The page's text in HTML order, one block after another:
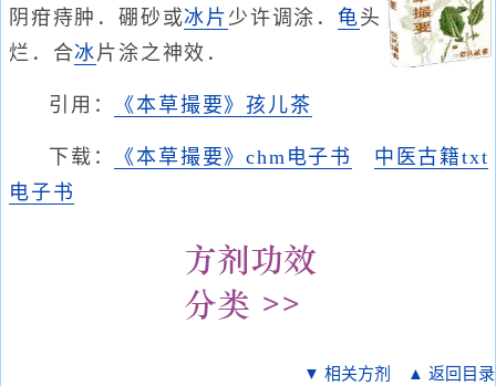
阴疳痔肿．硼砂或冰片 少许调涂．龟头
烂．合冰片涂之神效．
引用： 《本草撮要》孩儿茶
下载： 《本草撮要》chm电子书
中医古籍txt
电子书
▼ 相关方剂 ▲ 返回目录